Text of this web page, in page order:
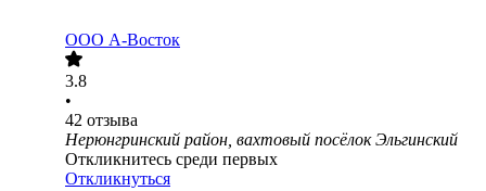
ООО А-Восток
3.8
•
42 отзыва
Нерюнгринский район, вахтовый посёлок Эльгинский
Откликнитесь среди первых
Откликнуться